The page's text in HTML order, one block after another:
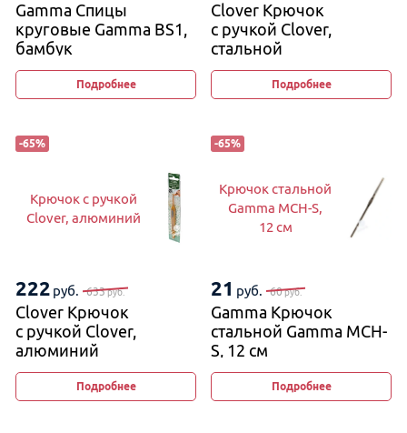
Gamma Спицы
круговые Gamma BS1,
бамбук
Подробнее
Clover Крючок
с ручкой Clover,
стальной
Подробнее
-65%
Крючок с ручкой
Clover, алюминий
222 руб. 633руб.
Clover Крючок
с ручкой Clover,
алюминий
Подробнее
-65%
Крючок стальной
Gamma MCH-S,
12 см
21 руб. 60руб.
Gamma Крючок
стальной Gamma MCH-
S, 12 см
Подробнее